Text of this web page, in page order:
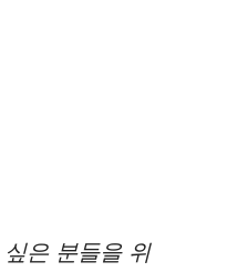
은 분들을 위